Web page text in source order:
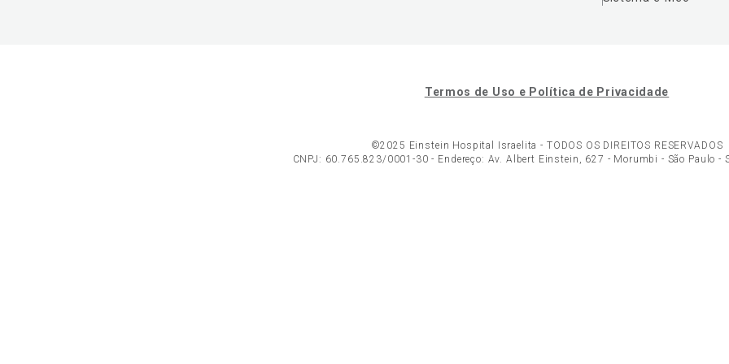
Termos de Uso e Política de Privacidade
©2025 Einstein Hospital Israelita - TODOS OS DIREITOS RESERVADOS
CNPJ: 60.765.823/0001-30 - Endereço: Av. Albert Einstein, 627 - Morumbi - São Paulo -